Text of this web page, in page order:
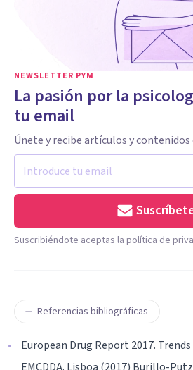
NEWSLETTER PYM
La pasión por la
tu email
Únete y recibe artículos y contenidos
Suscribiéndote aceptas la política de
Referencias bibliográficas
European Drug Report 2017.